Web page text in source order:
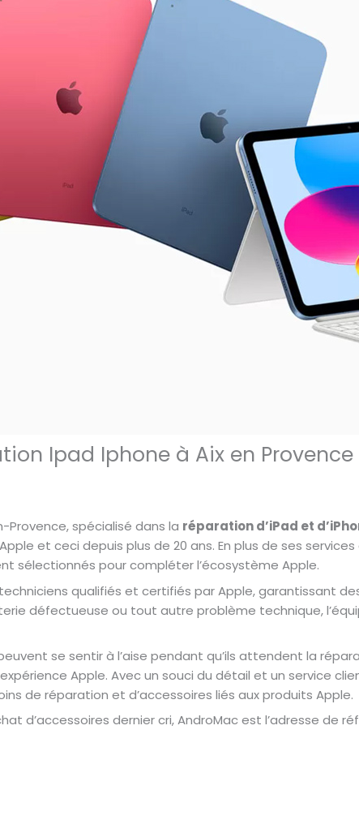
Ipad Iphone à Aix en Provence
spécialisé dans la réparation d’iPad et
et ceci depuis plus de 20 ans. En plus de ses
sélectionnés pour compléter l’écosystème Apple.
qualifiés et certifiés par Apple, garantissant
défectueuse ou tout autre problème technique,
se sentir à l’aise pendant qu’ils attendent la
Apple. Avec un souci du détail et un service
de réparation et d’accessoires liés aux produits Apple.
d’accessoires dernier cri, AndroMac est l’adresse de